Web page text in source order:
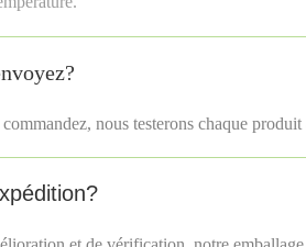
nous testerons chaque